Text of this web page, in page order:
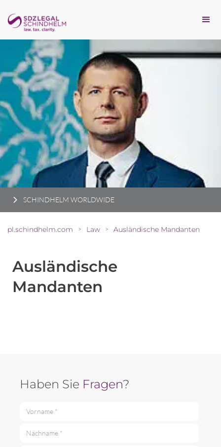
SCHINDHELM WORLDWIDE
pl.schindhelm.com > Law > Ausländische Mandanten
Ausländische
Mandanten
Haben Sie Fragen?